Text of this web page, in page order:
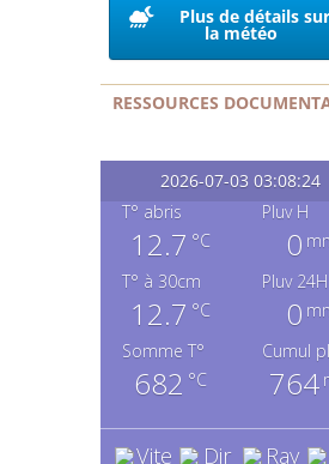
Plus de détails sur
la météo
RESSOURCES
2026-07-03 03:08:24
T° abris
12.7 °C
T° à 30cm
12.7 °C
Somme T°
682 °C
Pluv H
0
Pluv 24H
0
Cumul
764